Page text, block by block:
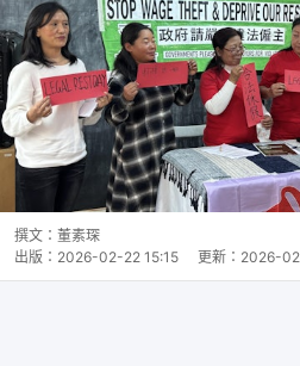
撰文： 董素琛
出版： 2026-02-22 15:15 更新： 2026-